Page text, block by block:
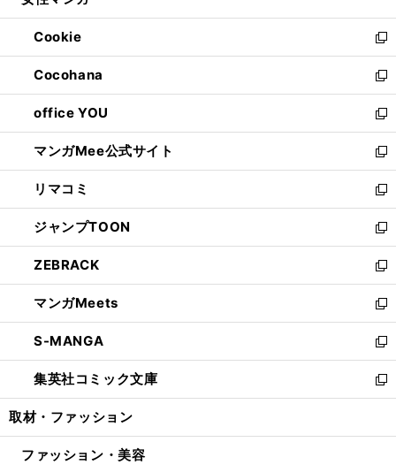
開
く
ウ
で
開
く
ン
ド
ウ
で
開
く
ウ
ィ
ン
ド
ウ
で
開
く
Cookie
新
し
い
ウ
ィ
ン
ド
ウ
で
開
く
Cocohana
新
し
い
ウ
ィ
ン
ド
ウ
で
開
く
office YOU
新
し
い
ウ
ィ
ン
ド
ウ
で
開
く
マンガMee公式サイト
新
し
い
ウ
ィ
ン
ド
ウ
で
開
く
リマコミ
新
し
い
ウ
ィ
ン
ド
ウ
で
開
く
ジャンプTOON
新
し
い
ウ
ィ
ン
ド
ウ
で
開
ZEBRACK
新
し
い
ウ
ィ
ン
ド
ウ
開
マンガMeets
新
し
い
ウ
ィ
ン
ウ
S-MANGA
新
し
い
ウ
ン
集英社コミック文庫
新
し
ウ
取材・ファッション
ファッション・美容